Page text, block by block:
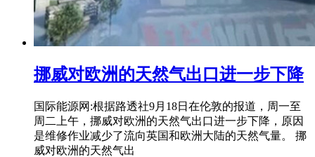
挪威对欧洲的天然气出口进一步下降
国际能源网:根据路透社9月18日在伦敦的报道，周一至
周二上午，挪威对欧洲的天然气出口进一步下降，原因
是维修作业减少了流向英国和欧洲大陆的天然气量。 挪
威对欧洲的天然气出